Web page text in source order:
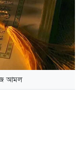
আমল